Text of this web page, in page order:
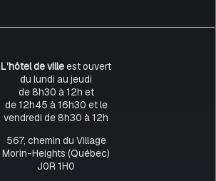
L’hôtel de villeest ouvert
du lundi au jeudi
de 8h30 à 12h et
de 12h45 à 16h30 et le
vendredi de 8h30 à 12h
567, chemin du Village
Morin-Heights (Québec)
J0R 1H0